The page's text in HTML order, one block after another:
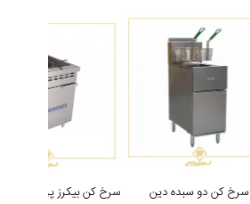
سرخ کن دو سبده دین